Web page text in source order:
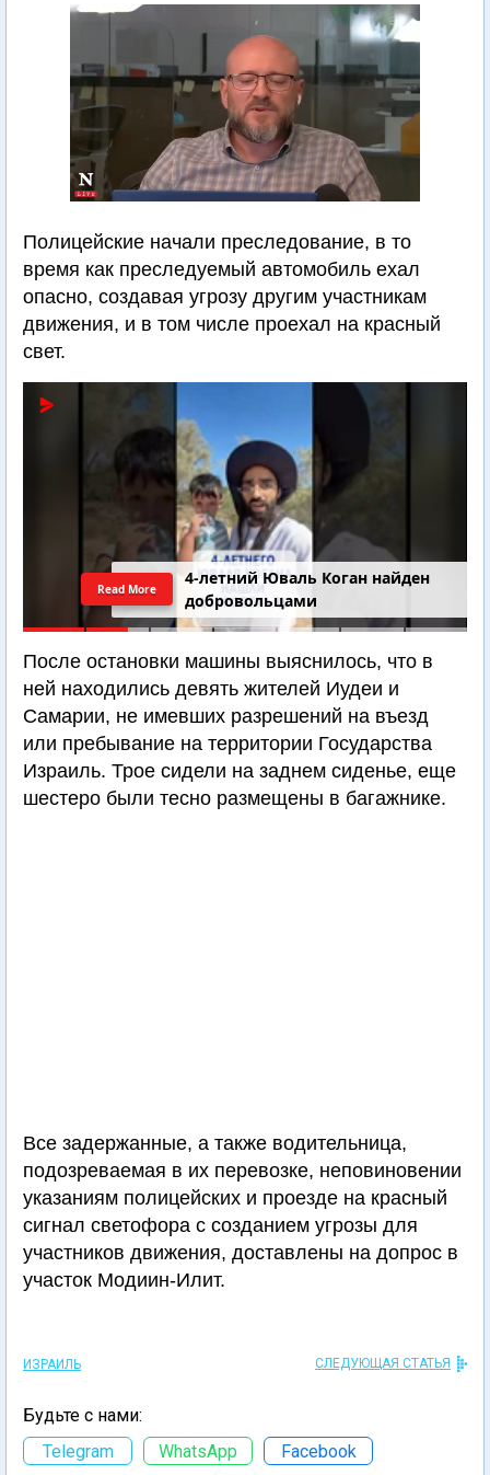
Полицейские начали преследование, в то
время как преследуемый автомобиль ехал
опасно, создавая угрозу другим участникам
движения, и в том числе проехал на красный
свет.
4-летний Юваль Коган найден
добровольцами
Read More
После остановки машины выяснилось, что в
ней находились девять жителей Иудеи и
Самарии, не имевших разрешений на въезд
или пребывание на территории Государства
Израиль. Трое сидели на заднем сиденье, еще
шестеро были тесно размещены в багажнике.
Все задержанные, а также водительница,
подозреваемая в их перевозке, неповиновении
указаниям полицейских и проезде на красный
сигнал светофора с созданием угрозы для
участников движения, доставлены на допрос в
участок Модиин-Илит.
ИЗРАИЛЬ СЛЕДУЮЩАЯ СТАТЬЯ
Будьте с нами:
Telegram
WhatsApp Facebook